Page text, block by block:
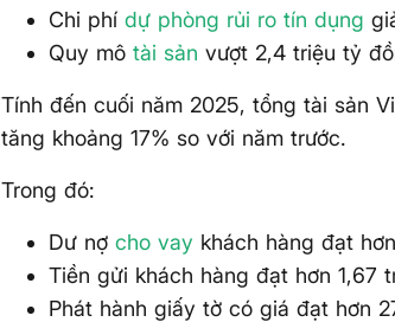
Chi phídự phòng rủi ro tín dụng
Quy môtài sản vượt 2,4 triệu tỷ
Tính đến cuối năm 2025, tổng tài sản
tăng khoảng 17% so với năm trước.
Trong đó:
Dư nợcho vay khách hàng đạt
Tiền gửi khách hàng đạt hơn 1,67
Phát hành giấy tờ có giá đạt hơn